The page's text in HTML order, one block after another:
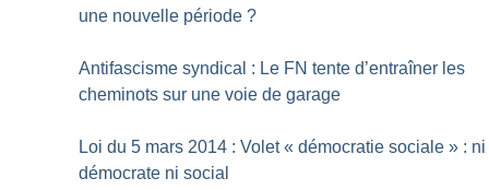
une nouvelle période ?
Antifascisme syndical : Le FN tente d’entraîner les
cheminots sur une voie de garage
Loi du 5 mars 2014 : Volet « démocratie sociale » : ni
démocrate ni social